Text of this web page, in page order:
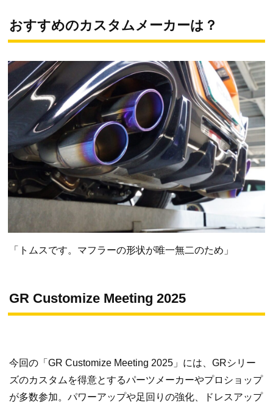
おすすめのカスタムメーカーは？
「トムスです。マフラーの形状が唯一無二のため」
GR Customize Meeting 2025
今回の「GR Customize Meeting 2025」には、GRシリー
ズのカスタムを得意とするパーツメーカーやプロショップ
が多数参加。パワーアップや足回りの強化、ドレスアップ